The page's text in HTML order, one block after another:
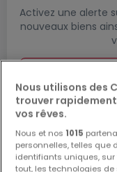
Activez une alerte
nouveaux biens
Commerces
Commerces à
Nous utilisons des
trouver
vos rêves.
Nous et nos 1015
personnelles, telles que
identifiants uniques, sur
tout, les technologies